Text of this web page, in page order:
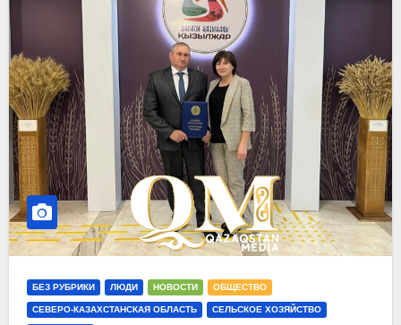
БЕЗ РУБРИКИ ЛЮДИ НОВОСТИ ОБЩЕСТВО
СЕВЕРО-КАЗАХСТАНСКАЯ ОБЛАСТЬ СЕЛЬСКОЕ ХОЗЯЙСТВО